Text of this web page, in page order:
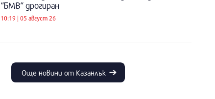
“БМВ“ дрогиран
10:19 | 05 август 26
Още новини от Казанлък